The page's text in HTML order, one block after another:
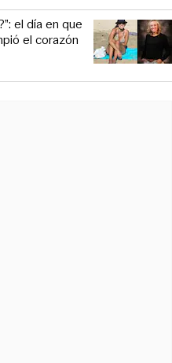
el día en que
el corazón